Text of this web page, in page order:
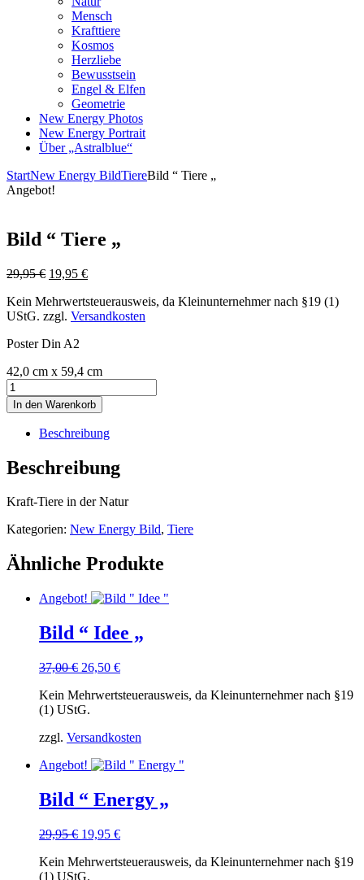
Mensch
Krafttiere
Kosmos
Herzliebe
Bewusstsein
Engel & Elfen
Geometrie
New Energy Photos
New Energy Portrait
Über „Astralblue“
StartNew Energy BildTiereBild “ Tiere „
Angebot!
Bild “ Tiere „
29,95€ Ursprünglicher
war:
29,95 €
19,95 €Aktueller
ist:
19,95 €.
Kein Mehrwertsteuerausweis, da Kleinunternehmer nach §19 (1)
UStG. zzgl. Versandkosten
Poster Din A2
42,0 cm x 59,4 cm
Bild
"
Tiere
Menge
In den Warenkorb
Beschreibung
Beschreibung
Kraft-Tiere in der Natur
Kategorien: New Energy Bild, Tiere
Ähnliche Produkte
Angebot!
Bild “ Idee „
37,00€ Ursprünglicher
war:
37,00 €
26,50 €Aktueller
ist:
Kein Mehrwertsteuerausweis, da Kleinunternehmer nach §19
(1) UStG.
zzgl. Versandkosten
Angebot!
Bild “ Energy „
29,95€ Ursprünglicher
war:
29,95 €
19,95 €Aktueller
ist:
Kein Mehrwertsteuerausweis, da Kleinunternehmer nach §19
(1) UStG.